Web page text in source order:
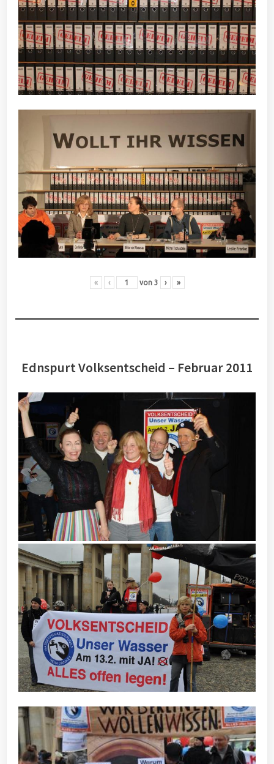
« ‹ von 3 › »
Ednspurt Volksentscheid – Februar 2011